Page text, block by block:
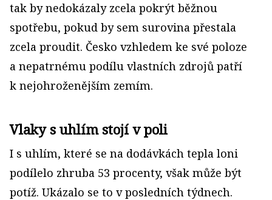
tak by nedokázaly zcela pokrýt běžnou
spotřebu, pokud by sem surovina přestala
zcela proudit. Česko vzhledem ke své poloze
a nepatrnému podílu vlastních zdrojů patří
k nejohroženějším zemím.
Vlaky s uhlím stojí v poli
I s uhlím, které se na dodávkách tepla loni
podílelo zhruba 53 procenty, však může být
potíž. Ukázalo se to v posledních týdnech.